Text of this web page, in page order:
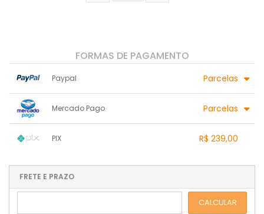
FORMAS DE PAGAMENTO
Paypal Parcelas
2x sem juros de R$ 119,50
.
Mercado Pago Parcelas
PIX R$ 239,00
...
....
FRETE E PRAZO
CALCULAR